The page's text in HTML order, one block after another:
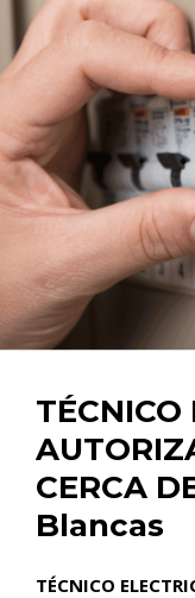
TÉCNICO
CERCA
Blancas
TÉCNICO